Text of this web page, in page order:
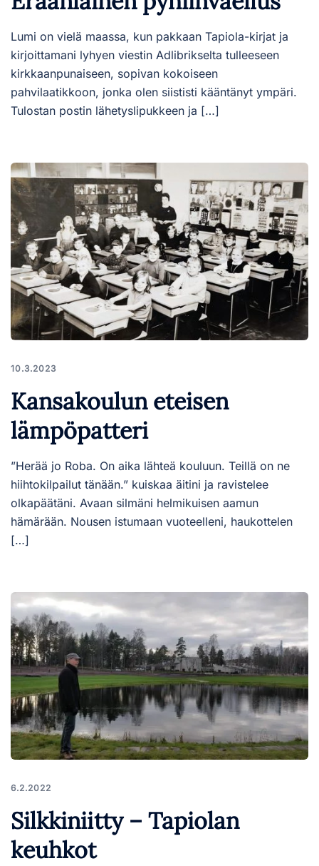
Lumi on vielä maassa, kun pakkaan Tapiola-kirjat ja
kirjoittamani lyhyen viestin Adlibrikselta tulleeseen
kirkkaanpunaiseen, sopivan kokoiseen
pahvilaatikkoon, jonka olen siististi kääntänyt ympäri.
Tulostan postin lähetyslipukkeen ja […]
10.3.2023
Kansakoulun eteisen
lämpöpatteri
”Herää jo Roba. On aika lähteä kouluun. Teillä on ne
hiihtokilpailut tänään.” kuiskaa äitini ja ravistelee
olkapäätäni. Avaan silmäni helmikuisen aamun
hämärään. Nousen istumaan vuoteelleni, haukottelen
[…]
6.2.2022
Silkkiniitty – Tapiolan
keuhkot